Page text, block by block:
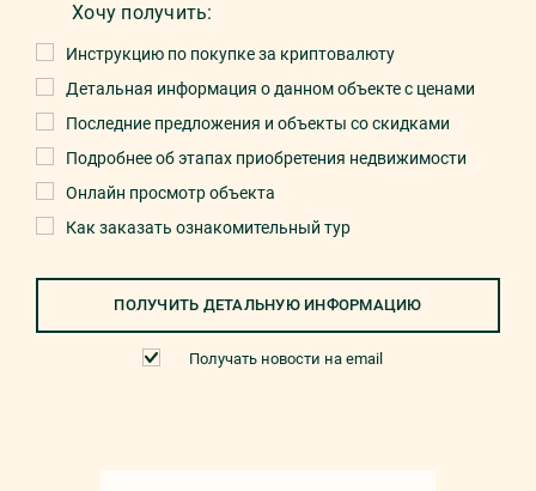
Хочу получить:
Инструкцию по покупке за криптовалюту
Детальная информация о данном объекте с ценами
Последние предложения и объекты со скидками
Подробнее об этапах приобретения недвижимости
Онлайн просмотр объекта
Как заказать ознакомительный тур
ПОЛУЧИТЬ ДЕТАЛЬНУЮ ИНФОРМАЦИЮ
Получать новости на email